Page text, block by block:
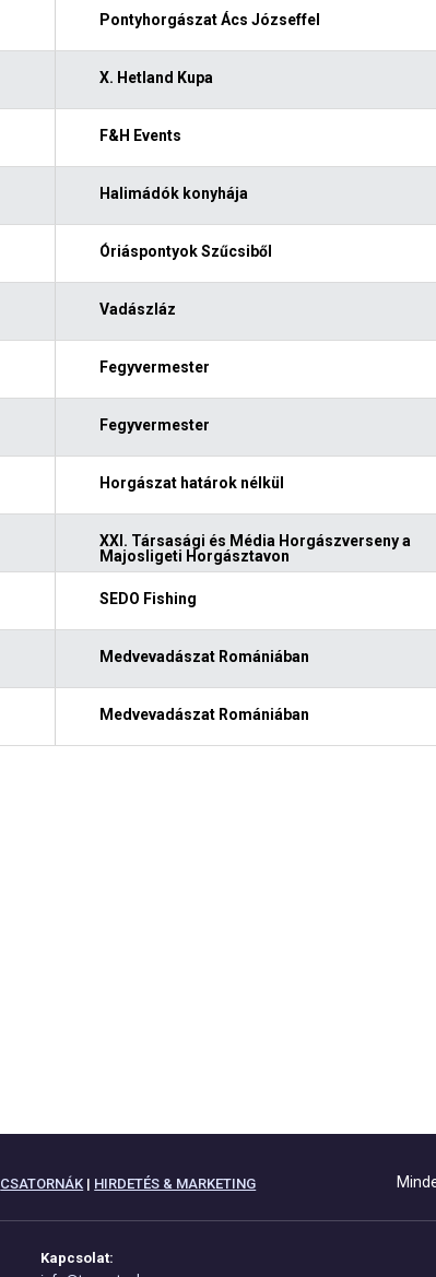
Pontyhorgászat Ács Józseffel
X. Hetland Kupa
F&H Events
Halimádók konyhája
Óriáspontyok Szűcsiből
Vadászláz
Fegyvermester
Fegyvermester
Horgászat határok nélkül
XXI. Társasági és Média Horgászverseny a
Majosligeti Horgásztavon
SEDO Fishing
Medvevadászat Romániában
Medvevadászat Romániában
CSATORNÁK | HIRDETÉS & MARKETING
Kapcsolat: